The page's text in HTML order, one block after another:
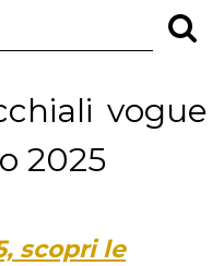
vogue
2025
scopri le